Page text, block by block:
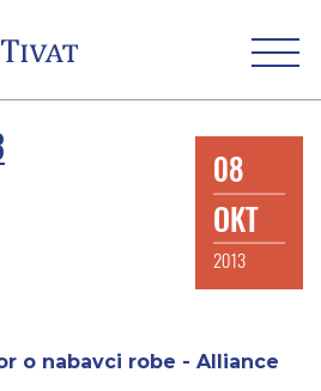
08
OKT
2013
o nabavci robe - Alliance